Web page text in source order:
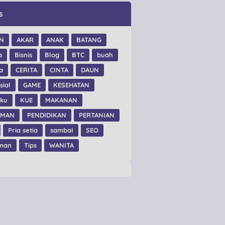
AKAR ANAK
BATANG
Bisnis Blog BTC
buah
CERITA CINTA
DAUN
GAME
KESEHATAN
KUE
MAKANAN
PENDIDIKAN
PERTANIAN
Pria setia
sambal
SEO
Tips WANITA